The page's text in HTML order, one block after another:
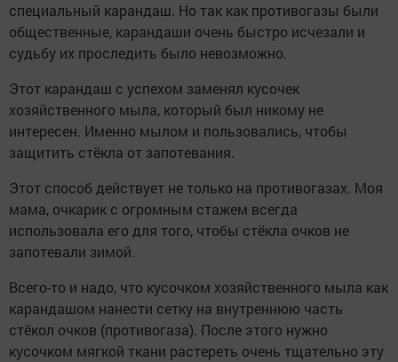
специальный карандаш. Но так как противогазы были
общественные, карандаши очень быстро исчезали и
судьбу их проследить было невозможно.
Этот карандаш с успехом заменял кусочек
хозяйственного мыла, который был никому не
интересен. Именно мылом и пользовались, чтобы
защитить стёкла от запотевания.
Этот способ действует не только на противогазах. Моя
мама, очкарик с огромным стажем всегда
использовала его для того, чтобы стёкла очков не
запотевали зимой.
Всего-то и надо, что кусочком хозяйственного мыла как
карандашом нанести сетку на внутреннюю часть
стёкол очков (противогаза). После этого нужно
кусочком мягкой ткани растереть очень тщательно эту